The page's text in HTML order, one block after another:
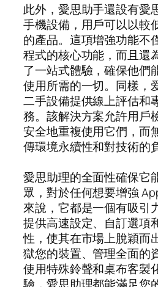
此外，愛思助手還設有愛
手機設備，用戶可以以較
的產品。這項增強功能不
程式的核心功能，而且還
了一站式體驗，確保他們
使用所需的一切。同樣，
二手設備提供線上評估和
務。該解決方案允許用戶
安全地重複使用它們，而
傳環境永續性和對技術的
愛思助理的全面性確保它
眾，對於任何想要增強
來說，它都是一個有吸引
提供高速設定、自訂選項
性，使其在市場上脫穎而
獄您的裝置、管理全面的
使用特殊鈴聲和桌布客製